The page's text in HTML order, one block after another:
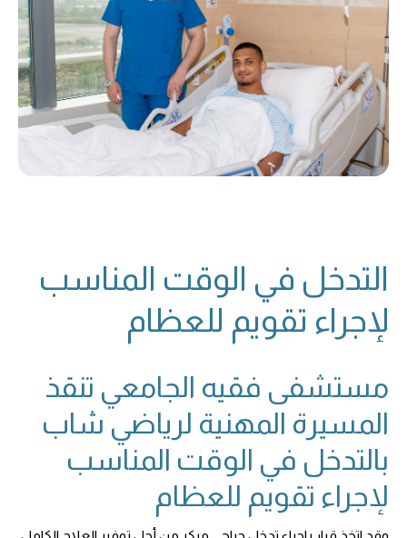
التدخل في الوقت المناسب
لإجراء تقويم للعظام
مستشفى فقيه الجامعي تنقذ
المسيرة المهنية لرياضي شاب
بالتدخل في الوقت المناسب
لإجراء تقويم للعظام